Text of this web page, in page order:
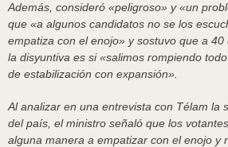
Además, consideró «peligroso» y «un
que «a algunos candidatos no se los
empatiza con el enojo» y sostuvo que a
la disyuntiva es si «salimos rompiendo
de estabilización con expansión».
Al analizar en una entrevista con Télam la
del país, el ministro señaló que los
alguna manera a empatizar con el enojo y